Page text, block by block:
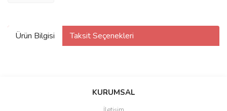
Ürün Bilgisi Taksit Seçenekleri
KURUMSAL